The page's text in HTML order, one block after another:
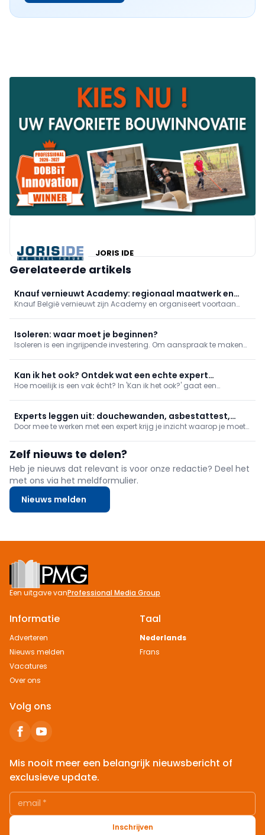
JORIS IDE
Gerelateerde artikels
Knauf vernieuwt Academy: regionaal maatwerk en
digitale modules
Knauf België vernieuwt zijn Academy en organiseert voortaan
digitalisering met online videomodules en meer maatwerk.
Isoleren: waar moet je beginnen?
Isoleren is een ingrijpende investering. Om aanspraak te maken
overlopen we in dit artikel.
Kan ik het ook? Ontdek wat een echte expert
onderscheidt
Hoe moeilijk is een vak écht? In 'Kan ik het ook?' gaat een
specialisatie onder de knie te krijgen.
Experts leggen uit: douchewanden, asbestattest,
gevelisolatie en vochtbestrijding
Door mee te werken met een expert krijg je inzicht waarop je moet
douchewanden, het asbestattest, buitengevelisolatie en
Zelf nieuws te delen?
Heb je nieuws dat relevant is voor onze redactie? Deel het
met ons via het meldformulier.
Nieuws melden
Footer
Een uitgave vanProfessional Media Group
Informatie
Adverteren
Nieuws melden
Vacatures
Over ons
Taal
Nederlands
Frans
Volg ons
Mis nooit meer een belangrijk nieuwsbericht of
exclusieve update.
email *
Inschrijven